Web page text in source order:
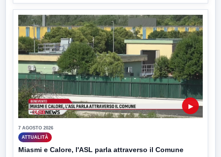
▶
7 AGOSTO 2026
ATTUALITÀ
Miasmi e Calore, l'ASL parla attraverso il Comune